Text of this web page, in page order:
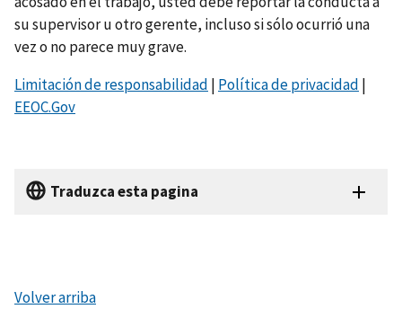
su supervisor u otro gerente, incluso si sólo ocurrió una
vez o no parece muy grave.
Limitación de responsabilidad | Política de privacidad |
EEOC.Gov
Traduzca esta pagina
Volver arriba